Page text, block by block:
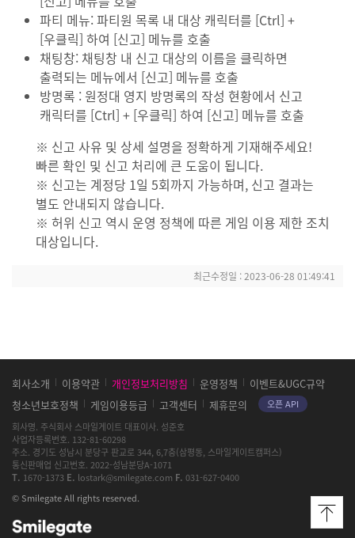
파티 메뉴: 파티원 목록 내 대상 캐릭터를 [Ctrl] +
[우클릭] 하여 [신고] 메뉴를 호출
채팅창: 채팅창 내 신고 대상의 이름을 클릭하면
출력되는 메뉴에서 [신고] 메뉴를 호출
방명록 : 원정대 영지 방명록의 작성 현황에서 신고
캐릭터를 [Ctrl] + [우클릭] 하여 [신고] 메뉴를 호출
※ 신고 사유 및 상세 설명을 정확하게 기재해주세요!
빠른 확인 및 신고 처리에 큰 도움이 됩니다.
※ 신고는 계정당 1일 5회까지 가능하며, 신고 결과는
별도 안내되지 않습니다.
※ 허위 신고 역시 운영 정책에 따른 게임 이용 제한 조치
대상입니다.
최근수정일 :2023-06-28 01:49:41
그
회사소개 이용약관 개인정보처리방침 운영정책
이벤트&UGC규약
청소년보호정책
게임이용등급 고객센터 제휴문의
오픈 API
회사명 주식회사 스마일게이트 대표이사 성준호
사업자등록번호 132-81-60298
주소 경기도 성남시 분당구 판교로 344, 6,7층(삼평동, 스마일게이트캠퍼스)
통신판매업 신고번호 2022-성남분당A-1071
T 1670-1373 E lostark@smilegate.com F 031-627-0400
© Smilegate All rights reserved.